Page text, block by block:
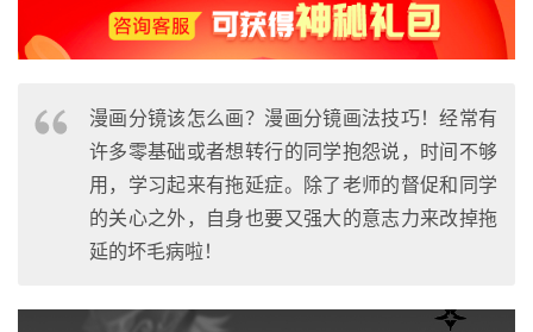
漫画分镜该怎么画？漫画分镜画法技巧！经常有
许多零基础或者想转行的同学抱怨说，时间不够
用，学习起来有拖延症。除了老师的督促和同学
的关心之外，自身也要又强大的意志力来改掉拖
延的坏毛病啦！